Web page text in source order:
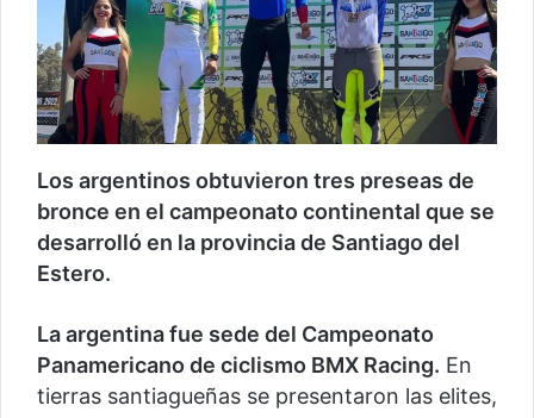
Los argentinos obtuvieron tres preseas de
bronce en el campeonato continental que se
desarrolló en la provincia de Santiago del
Estero.
La argentina fue sede del Campeonato
Panamericano de ciclismo BMX Racing. En
tierras santiagueñas se presentaron las elites,